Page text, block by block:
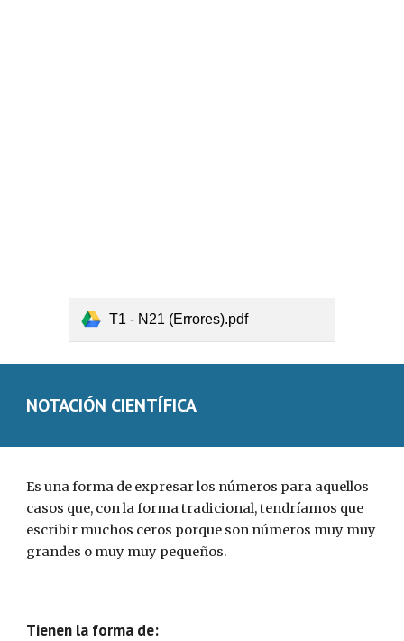
T1 - N21 (Errores).pdf
NOTACIÓN CIENTÍFICA
Es una forma de expresar los números para aquellos
casos que, con la forma tradicional, tendríamos que
escribir muchos ceros porque son números muy muy
grandes o muy muy pequeños.
Tienen la forma de: